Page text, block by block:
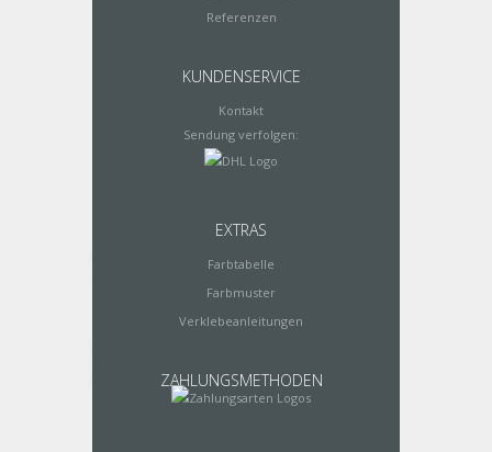
Referenzen
KUNDENSERVICE
Kontakt
Sendung verfolgen:
EXTRAS
Farbtabelle
Farbmuster
Verklebeanleitungen
ZAHLUNGSMETHODEN